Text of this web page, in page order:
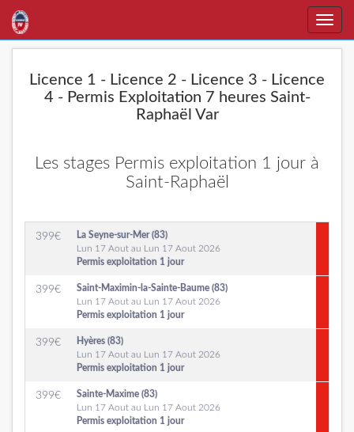
Toggle
Licence 1 - Licence 2 - Licence 3 - Licence
4 - Permis Exploitation 7 heures Saint-
Raphaël Var
Les stages Permis exploitation 1 jour à
Saint-Raphaël
399€
La Seyne-sur-Mer (83)
Lun 17 Aout au Lun 17 Aout 2026
Permis exploitation 1 jour
399€
Saint-Maximin-la-Sainte-Baume (83)
Lun 17 Aout au Lun 17 Aout 2026
Permis exploitation 1 jour
399€
Hyères (83)
Lun 17 Aout au Lun 17 Aout 2026
Permis exploitation 1 jour
399€
Sainte-Maxime (83)
Lun 17 Aout au Lun 17 Aout 2026
Permis exploitation 1 jour